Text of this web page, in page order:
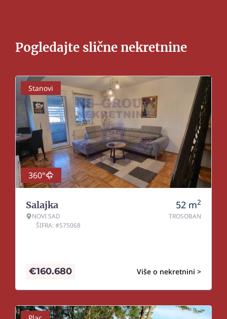
Pogledajte slične nekretnine
Stanovi
360°
Salajka
NOVI SAD
ŠIFRA: #575068
52 m2
TROSOBAN
Više o nekretnini >
€160.680